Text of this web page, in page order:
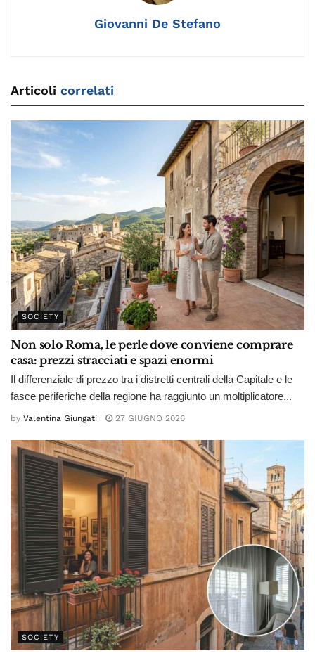
Giovanni De Stefano
Articoli correlati
SOCIETY
Non solo Roma, le perle dove conviene comprare
casa: prezzi stracciati e spazi enormi
Il differenziale di prezzo tra i distretti centrali della Capitale e le
fasce periferiche della regione ha raggiunto un moltiplicatore...
by Valentina Giungati 27 GIUGNO 2026
SOCIETY